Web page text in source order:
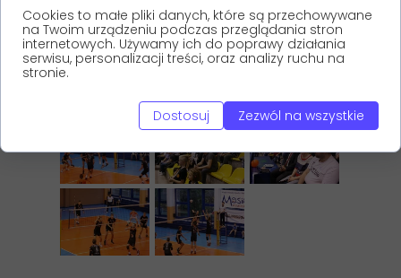
Cookies to małe pliki danych, które są przechowywane
na Twoim urządzeniu podczas przeglądania stron
internetowych. Używamy ich do poprawy działania
serwisu, personalizacji treści, oraz analizy ruchu na
stronie.
Dostosuj Zezwól na wszystkie